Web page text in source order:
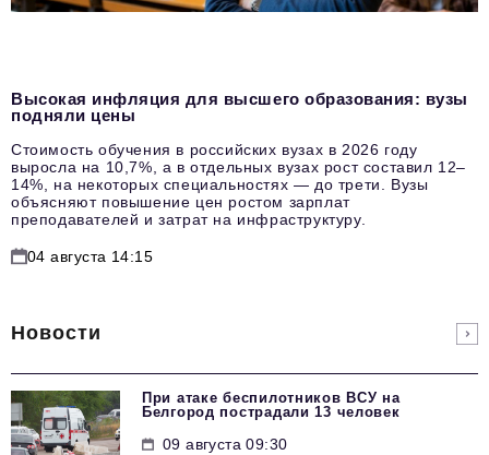
Высокая инфляция для высшего образования: вузы
подняли цены
Стоимость обучения в российских вузах в 2026 году
выросла на 10,7%, а в отдельных вузах рост составил 12–
14%, на некоторых специальностях — до трети. Вузы
объясняют повышение цен ростом зарплат
преподавателей и затрат на инфраструктуру.
04 августа 14:15
Новости
При атаке беспилотников ВСУ на
Белгород пострадали 13 человек
09 августа 09:30